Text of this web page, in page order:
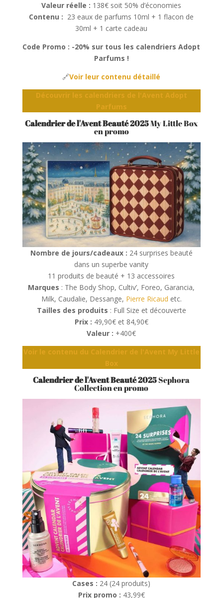
Valeur réelle : 138€ soit 50% d’économies
Contenu : 23 eaux de parfums 10ml + 1 flacon de
30ml + 1 carte cadeau
Code Promo : -20% sur tous les calendriers Adopt
Parfums !
🔗Voir leur contenu détaillé
Découvrir les calendriers de l'Avent Adopt
Parfums
Calendrier de l'Avent Beauté 2025My Little Box
en promo
Nombre de jours/cadeaux : 24 surprises beauté
dans un superbe vanity
11 produits de beauté + 13 accessoires
Marques : The Body Shop, Cultiv’, Foreo, Garancia,
Milk, Caudalie, Dessange, Pierre Ricaud etc.
Tailles des produits : Full Size et découverte
Prix : 49,90€ et 84,90€
Valeur : +400€
Voir le contenu du Calendrier de l'Avent My Little
Box
Calendrier de l'Avent Beauté 2025Sephora
Collection en promo
Cases : 24 (24 produits)
Prix promo : 43,99€